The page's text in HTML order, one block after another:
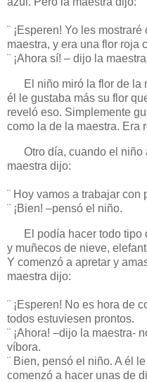
¨ ¡Esperen! Yo les
maestra, y era una flor roja
¨ ¡Ahora sí! – dijo la
El niño miró la flor de la
él le gustaba más su flor
reveló eso. Simplemente
como la de la maestra. Era
Otro día, cuando el niño
maestra dijo:
¨ Hoy vamos a trabajar con
¨ ¡Bien! –pensó el niño.
El podía hacer todo
y muñecos de nieve,
Y comenzó a apretar y
maestra dijo:
¨ ¡Esperen! No es hora de
todos estuviesen prontos.
¨ ¡Ahora! –dijo la maestra-
víbora.
¨ Bien, pensó el niño. A él
comenzó a hacer unas de